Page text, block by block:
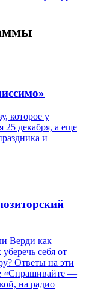
которое у
25 декабря, а еще
и
Верди как
себя от
Ответы на эти
«Спрашивайте —
на радио